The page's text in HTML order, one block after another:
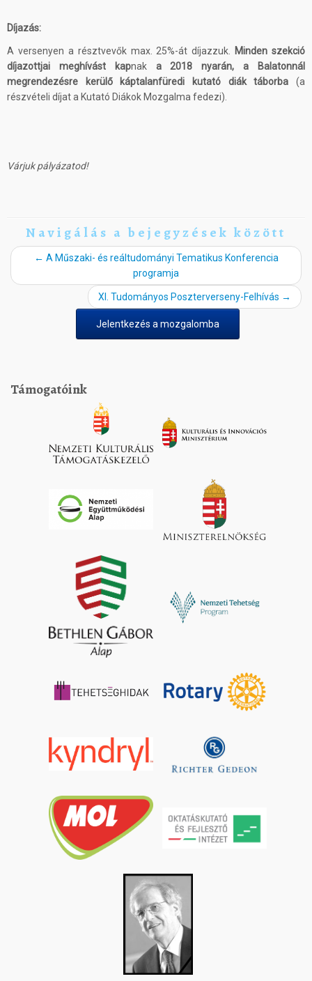
Díjazás:
A versenyen a résztvevők max. 25%-át díjazzuk.
Minden szekció
díjazottjai meghívást kapnak a 2018 nyarán, a Balatonnál
megrendezésre kerülő káptalanfüredi kutató diák táborba (a
részvételi díjat a Kutató Diákok Mozgalma fedezi).
Várjuk pályázatod!
Navigálás a bejegyzések között
← A Műszaki- és reáltudományi Tematikus Konferencia
programja
XI. Tudományos Poszterverseny-Felhívás →
Jelentkezés a mozgalomba
Támogatóink